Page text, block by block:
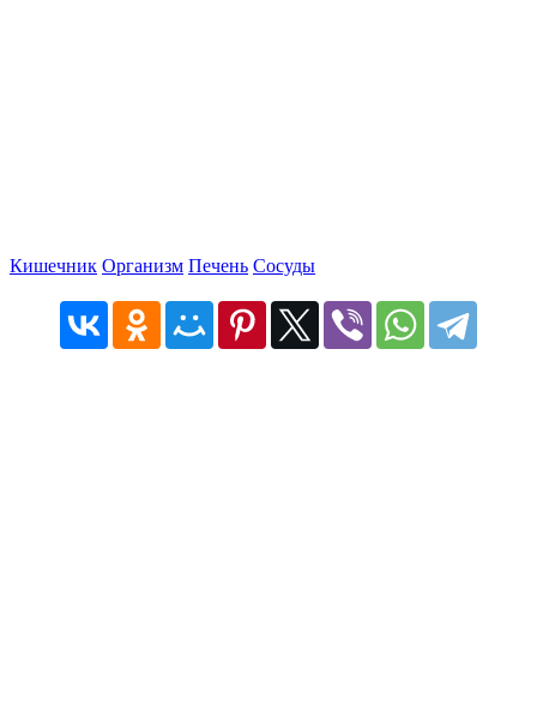
Кишечник Организм Печень Сосуды